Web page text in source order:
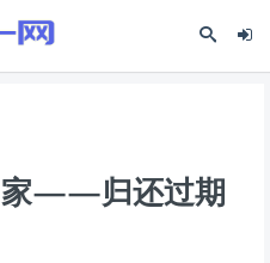
家——归还过期